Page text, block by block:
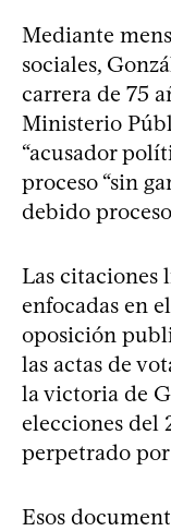
Mediante
sociales,
carrera de 75
Ministerio
“acusador
proceso “sin
debido
Las citaciones
enfocadas en
oposición
las actas de
la victoria de
elecciones del
perpetrado
Esos